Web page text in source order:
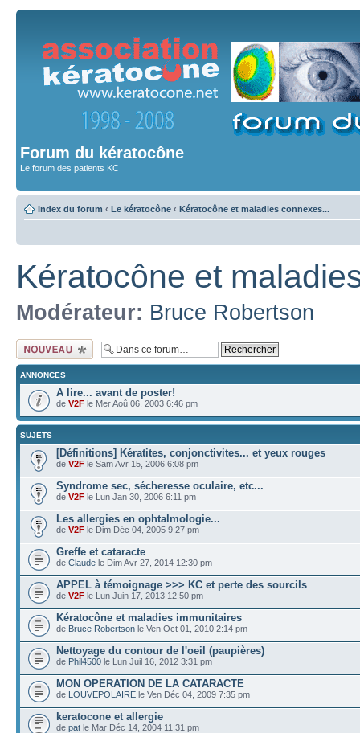
Forum du kératocône
Le forum des patients KC
Index du forum ‹ Le kératocône ‹ Kératocône et maladies connexes...
Kératocône et
Modérateur: Bruce Robertson
Ecrire un nouveau
sujet
ANNONCES
A lire... avant de poster!
de V2F le Mer Aoû 06, 2003 6:46 pm
SUJETS
[Définitions] Kératites, conjonctivites... et yeux rouges
de V2F le Sam Avr 15, 2006 6:08 pm
Syndrome sec, sécheresse oculaire, etc...
de V2F le Lun Jan 30, 2006 6:11 pm
Les allergies en ophtalmologie...
de V2F le Dim Déc 04, 2005 9:27 pm
Greffe et cataracte
de Claude le Dim Avr 27, 2014 12:30 pm
APPEL à témoignage >>> KC et perte des sourcils
de V2F le Lun Juin 17, 2013 12:50 pm
Kératocône et maladies immunitaires
de Bruce Robertson le Ven Oct 01, 2010 2:14 pm
Nettoyage du contour de l'oeil (paupières)
de Phil4500 le Lun Juil 16, 2012 3:31 pm
MON OPERATION DE LA CATARACTE
de LOUVEPOLAIRE le Ven Déc 04, 2009 7:35 pm
keratocone et allergie
de pat le Mar Déc 14, 2004 11:31 pm